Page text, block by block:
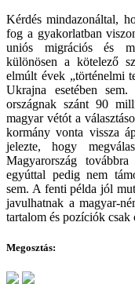
Kérdés mindazonáltal,
fog a gyakorlatban
uniós migrációs és
különösen a kötelező
elmúlt évek „történelmi
Ukrajna esetében
országnak szánt 90
magyar vétót a
kormány vonta vissza
jelezte, hogy
Magyarország
egyúttal pedig nem
sem. A fenti példa jól
javulhatnak a magyar-
tartalom és pozíciók
Megosztás: